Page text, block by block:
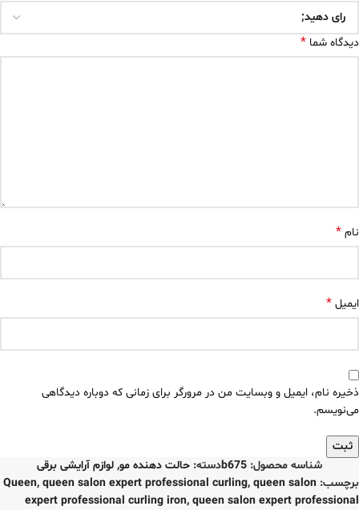
دیدگاه شما *
نام *
ایمیل *
ذخیره نام، ایمیل و وبسایت من در مرورگر برای زمانی که دوباره دیدگاهی
می‌نویسم.
شناسه محصول: b675دسته: حالت دهنده مو, لوازم آرایشی برقی
برچسب:
Queen, queen salon expert professional curling, queen salon
expert professional curling iron, queen salon expert professional